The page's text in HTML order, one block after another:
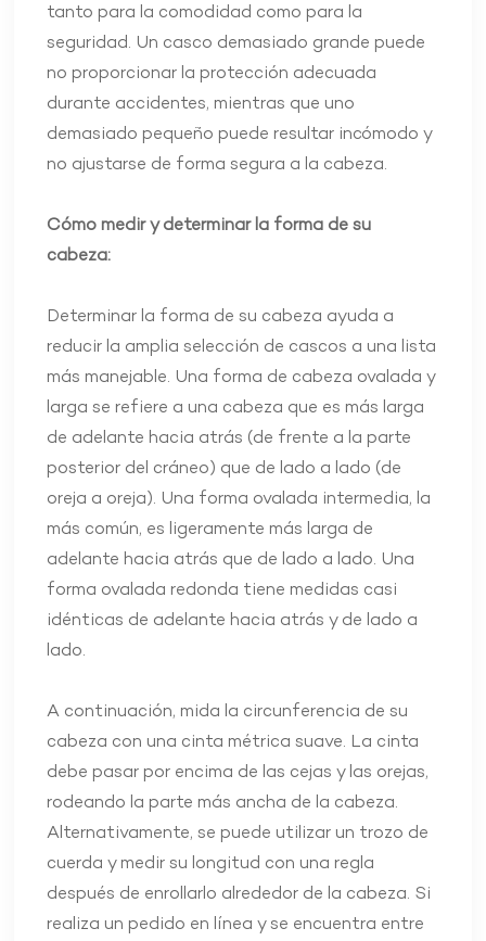
tanto para la comodidad como para la
seguridad. Un casco demasiado grande puede
no proporcionar la protección adecuada
durante accidentes, mientras que uno
demasiado pequeño puede resultar incómodo y
no ajustarse de forma segura a la cabeza.
Cómo medir y determinar la forma de su
cabeza:
Determinar la forma de su cabeza ayuda a
reducir la amplia selección de cascos a una lista
más manejable. Una forma de cabeza ovalada y
larga se refiere a una cabeza que es más larga
de adelante hacia atrás (de frente a la parte
posterior del cráneo) que de lado a lado (de
oreja a oreja). Una forma ovalada intermedia, la
más común, es ligeramente más larga de
adelante hacia atrás que de lado a lado. Una
forma ovalada redonda tiene medidas casi
idénticas de adelante hacia atrás y de lado a
lado.
A continuación, mida la circunferencia de su
cabeza con una cinta métrica suave. La cinta
debe pasar por encima de las cejas y las orejas,
rodeando la parte más ancha de la cabeza.
Alternativamente, se puede utilizar un trozo de
cuerda y medir su longitud con una regla
después de enrollarlo alrededor de la cabeza. Si
realiza un pedido en línea y se encuentra entre